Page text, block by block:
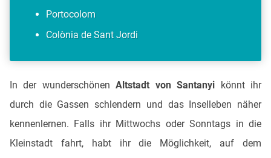
Portocolom
Colònia de Sant Jordi
In der wunderschönenAltstadt von Santanyi könnt ihr
durch die Gassen schlendern und das Inselleben näher
kennenlernen. Falls ihr Mittwochs oder Sonntags in die
Kleinstadt fahrt, habt ihr die Möglichkeit, auf dem